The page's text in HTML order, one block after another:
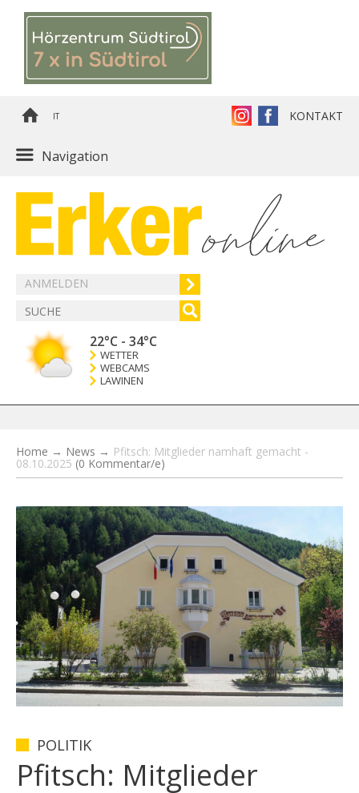
IT KONTAKT
Navigation
ANMELDEN
22°C - 34°C
WETTER
WEBCAMS
LAWINEN
Home → News → Pfitsch: Mitglieder namhaft gemacht -
08.10.2025 (0 Kommentar/e)
POLITIK
Pfitsch: Mitglieder